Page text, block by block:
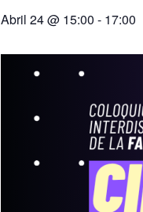
Abril 24 @ 15:00 - 17:00